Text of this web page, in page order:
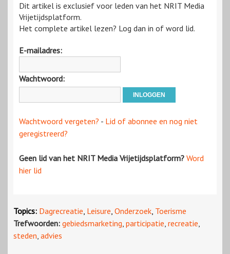
Dit artikel is exclusief voor leden van het NRIT Media
Vrijetijdsplatform.
Het complete artikel lezen? Log dan in of word lid.
E-mailadres:
Wachtwoord:
Wachtwoord vergeten? - Lid of abonnee en nog niet
geregistreerd?
Geen lid van het NRIT Media Vrijetijdsplatform? Word
hier lid
Topics: Dagrecreatie, Leisure, Onderzoek, Toerisme
Trefwoorden: gebiedsmarketing, participatie, recreatie,
steden, advies